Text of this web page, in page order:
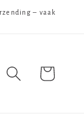
– vaak
Winkelwagen